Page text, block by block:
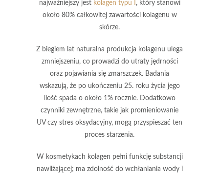
najważniejszy jest kolagen typu I
, który stanowi
około 80% całkowitej zawartości kolagenu w
skórze.
Z biegiem lat naturalna produkcja kolagenu ulega
zmniejszeniu, co prowadzi do utraty jędrności
oraz pojawiania się zmarszczek. Badania
wskazują, że po ukończeniu 25. roku życia jego
ilość spada o około 1% rocznie. Dodatkowo
czynniki zewnętrzne, takie jak promieniowanie
UVczy stres oksydacyjny, mogą przyspieszać ten
proces starzenia.
W kosmetykach kolagen pełni funkcję substancji
nawilżającej; ma zdolność do wchłaniania wody i